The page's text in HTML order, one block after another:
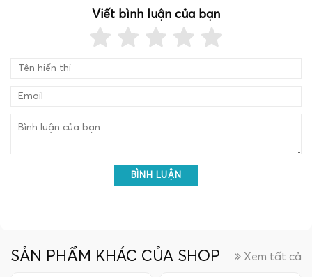
Viết bình luận của bạn
BÌNH LUẬN
SẢN PHẨM KHÁC CỦA SHOP Xem tất cả